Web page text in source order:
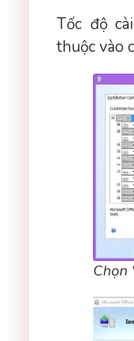
Tốc độ
thuộc vào
Chọn